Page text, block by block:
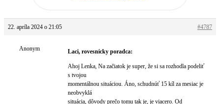
22. apríla 2024 o 21:05 #4787
Anonym Laci, rovesnícky poradca:
Ahoj Lenka, Na začiatok je super, že si sa rozhodla podeliť
s tvojou
momentálnou situáciou. Áno, schudnúť 15 kíl za mesiac je
neobvyklá
situácia, dôvody prečo tomu tak je, je viacero. Od